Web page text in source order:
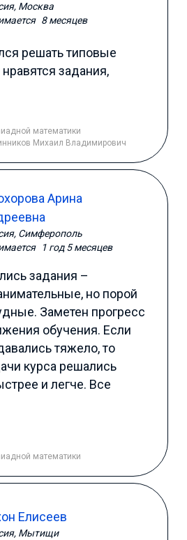
Москва
8 месяцев
решать типовые
задания,
математики
Михаил Владимирович
Арина
Симферополь
1 год 5 месяцев
задания –
но порой
Заметен прогресс
обучения. Если
тяжело, то
курса решались
и легче. Все
математики
Елисеев
Мытищи